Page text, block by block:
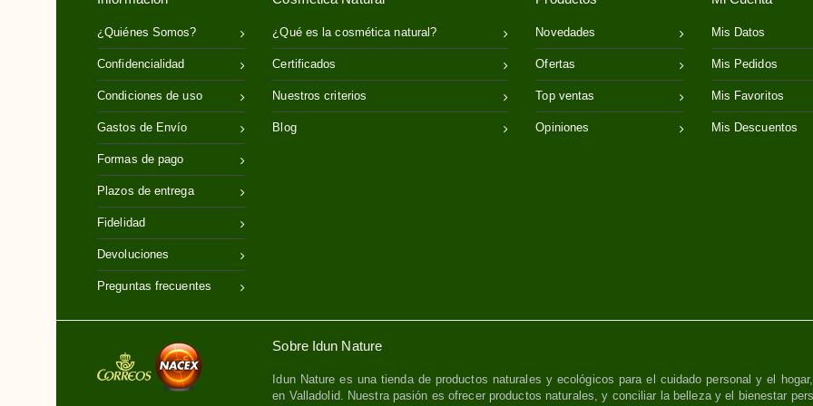
¿Quiénes Somos?
Confidencialidad
Condiciones de uso
Gastos de Envío
Formas de pago
Plazos de entrega
Fidelidad
Devoluciones
Preguntas frecuentes
¿Qué es la cosmética natural?
Certificados
Nuestros criterios
Blog
Novedades
Ofertas
Top ventas
Opiniones
Mis Datos
Mis Pedidos
Mis Favoritos
Mis Descuentos
Sobre Idun Nature
Idun Nature es una tienda de productos naturales y ecológicos para el cuidado personal y el
en Valladolid. Nuestra pasión es ofrecer productos naturales, y conciliar la belleza y el bienestar